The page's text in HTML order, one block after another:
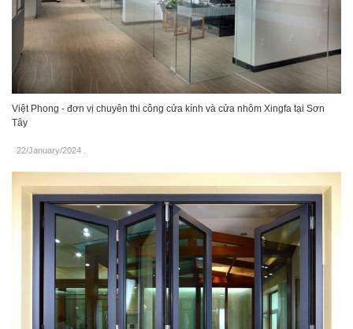
Việt Phong - đơn vị chuyên thi công cửa kính và cửa nhôm Xingfa tại Sơn
Tây
22/January/2024